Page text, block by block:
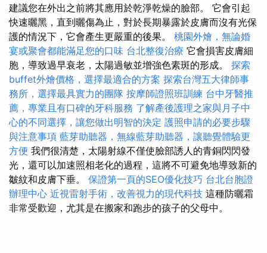
建議您在外出之前將其應用於乾淨乾燥的臉部。 它會引起
快速曬黑，直到曬傷為止，對於長期暴露於皮膚而沒有光保
護的情況下，它會產生更嚴重的後果。 桃園外燴，無論婚
宴或聚會都能滿足您的口味 台北整復治療 它會損害皮膚細
胞，導致過早衰老，太陽過敏並增強色素斑的形成。 探索
buffet外燴價格，選擇最適合的方案 探索台灣五大律師事
務所，選擇最具實力的團隊 按摩師證照班訓練 台中牙醫推
薦，專業且有口碑的牙科服務 了解產後護理之家與月子中
心的不同選擇，讓您做出明智的決定 護照申請的必要步驟
與注意事項 藍芽助聽器，無線藍芽助聽器，讓聽覺體驗更
方便 我們很清楚，太陽射線不僅使臉部誘人的青銅閃閃發
光，還可以加速照相老化的過程，這將不可避免地導致新的
皺紋和皮膚下垂。 保證第一頁的SEO優化技巧 台北台胞證
辦理中心 近視雷射手術，改善視力的現代科技 這種防曬霜
非常受歡迎，尤其是在搬家和跑步的孩子的父母中。